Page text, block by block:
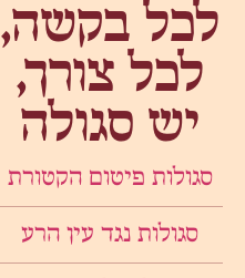
לכל בקשה,
לכל צורך,
יש סגולה
סגולות פיטום הקטורת
סגולות נגד עין הרע